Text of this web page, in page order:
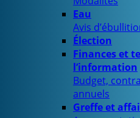
Eau
Avis
Élection
Finances et
l’information
Budget,
annuels
Greffe et